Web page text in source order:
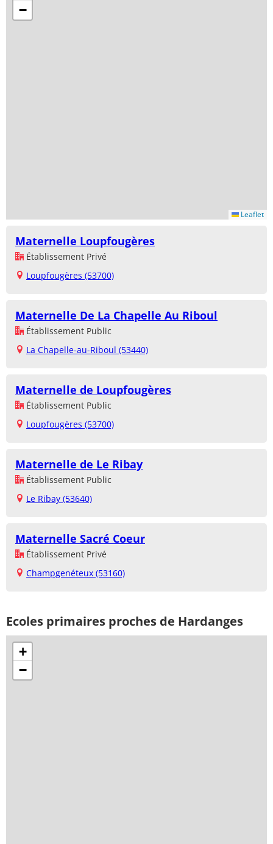
−
Leaflet
Maternelle Loupfougères
Établissement Privé
Loupfougères (53700)
Maternelle De La Chapelle Au Riboul
Établissement Public
La Chapelle-au-Riboul (53440)
Maternelle de Loupfougères
Établissement Public
Loupfougères (53700)
Maternelle de Le Ribay
Établissement Public
Le Ribay (53640)
Maternelle Sacré Coeur
Établissement Privé
Champgenéteux (53160)
Ecoles primaires proches de Hardanges
+
−